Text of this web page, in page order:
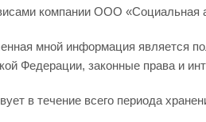
компании ООО «Социальная
мной информация является
Федерации, законные права и
в течение всего периода